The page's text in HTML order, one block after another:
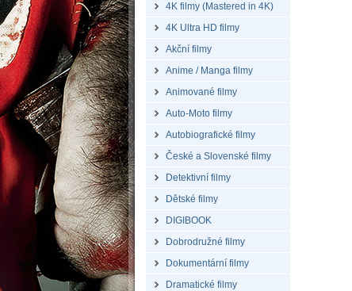
4K filmy (Mastered in 4K)
4K Ultra HD filmy
Akční filmy
Anime / Manga filmy
Animované filmy
Auto-Moto filmy
Autobiografické filmy
České a Slovenské filmy
Detektivní filmy
Dětské filmy
DIGIBOOK
Dobrodružné filmy
Dokumentární filmy
Dramatické filmy